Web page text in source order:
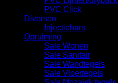
PVC Click
Diversen
Injectiehars
Opruiming
Sale Wonen
Sale Sanitair
Sale Wandtegels
Sale Vloertegels